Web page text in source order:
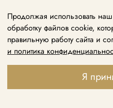
Принимаем звонки
+7 969 138 74 79
+7 495 888 49 79
Продолжая использовать наш
обработку файлов cookie,
правильную работу сайта и
и политика
Я